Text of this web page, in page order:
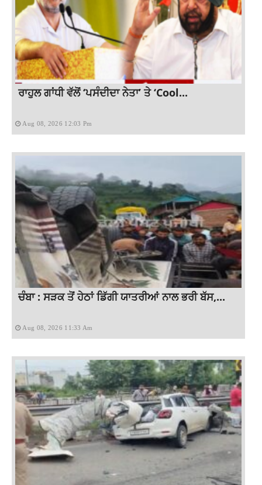
ਰਾਹੁਲ ਗਾਂਧੀ ਵੱਲੋਂ ‘ਪਸੰਦੀਦਾ ਨੇਤਾ’ ਤੇ ‘Cool...
Aug 08, 2026 12:03 Pm
ਚੰਬਾ : ਸੜਕ ਤੋਂ ਹੇਠਾਂ ਡਿੱਗੀ ਯਾਤਰੀਆਂ ਨਾਲ ਭਰੀ ਬੱਸ,...
Aug 08, 2026 11:33 Am